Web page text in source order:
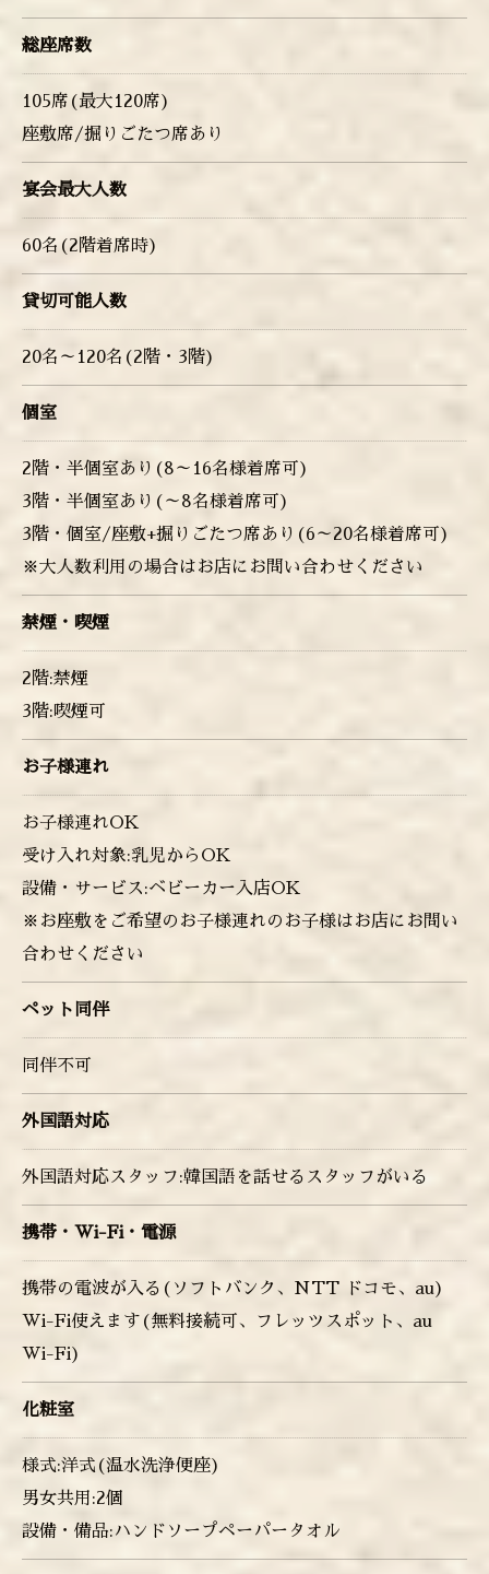
総座席数
105席(最大120席)
座敷席/掘りごたつ席あり
宴会最大人数
60名(2階着席時)
貸切可能人数
20名～120名(2階・3階)
個室
2階・半個室あり(8～16名様着席可)
3階・半個室あり(～8名様着席可)
3階・個室/座敷+掘りごたつ席あり(6～20名様着席可)
※大人数利用の場合はお店にお問い合わせください
禁煙・喫煙
2階:禁煙
3階:喫煙可
お子様連れ
お子様連れOK
受け入れ対象:乳児からOK
設備・サービス:ベビーカー入店OK
※お座敷をご希望のお子様連れのお子様はお店にお問い
合わせください
ペット同伴
同伴不可
外国語対応
外国語対応スタッフ:韓国語を話せるスタッフがいる
携帯・Wi-Fi・電源
携帯の電波が入る(ソフトバンク、NTT ドコモ、au)
Wi-Fi使えます(無料接続可、フレッツスポット、au
Wi-Fi)
化粧室
様式:洋式(温水洗浄便座)
男女共用:2個
設備・備品:ハンドソープペーパータオル